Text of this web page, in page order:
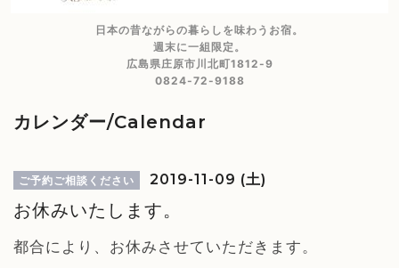
日本の昔ながらの暮らしを味わうお宿。
週末に一組限定。
広島県庄原市川北町1812-9
0824-72-9188
カレンダー/Calendar
ご予約ご相談ください 2019-11-09 (土)
お休みいたします。
都合により、お休みさせていただきます。